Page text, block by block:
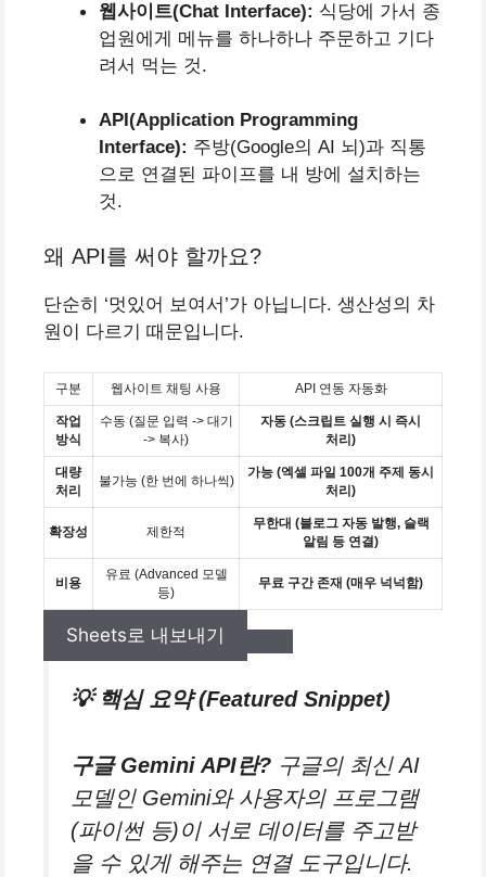
웹사이트(Chat Interface): 식당에 가서 종
업원에게 메뉴를 하나하나 주문하고 기다
려서 먹는 것.
API(Application Programming
Interface): 주방(Google의 AI 뇌)과 직통
으로 연결된 파이프를 내 방에 설치하는
것.
왜 API를 써야 할까요?
단순히 ‘멋있어 보여서’가 아닙니다. 생산성의 차
원이 다르기 때문입니다.
구분 웹사이트 채팅 사용 API 연동 자동화
작업
방식
수동 (질문 입력 -> 대기
-> 복사)
자동 (스크립트 실행 시 즉시
처리)
대량
처리
불가능 (한 번에 하나씩)
가능 (엑셀 파일 100개 주제 동시
처리)
확장성 제한적
무한대 (블로그 자동 발행, 슬랙
알림 등 연결)
비용
유료 (Advanced 모델
등)
무료 구간 존재 (매우 넉넉함)
Sheets로 내보내기
💡 핵심 요약 (Featured Snippet)
구글 Gemini API란? 구글의 최신 AI
모델인 Gemini와 사용자의 프로그램
(파이썬 등)이 서로 데이터를 주고받
을 수 있게 해주는 연결 도구입니다.